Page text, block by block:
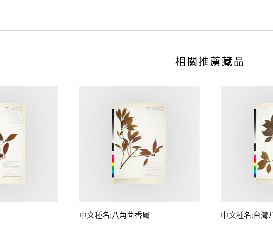
相關推薦藏品
中文種名:八角茴香屬 中文種名:台灣